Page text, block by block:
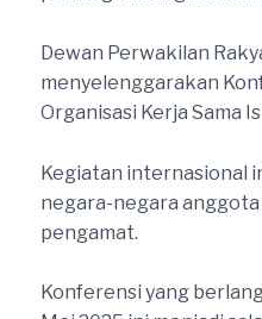
Dewan Perwakilan
menyelenggarakan
Organisasi Kerja Sama
Kegiatan internasional
negara-negara
pengamat.
Konferensi yang